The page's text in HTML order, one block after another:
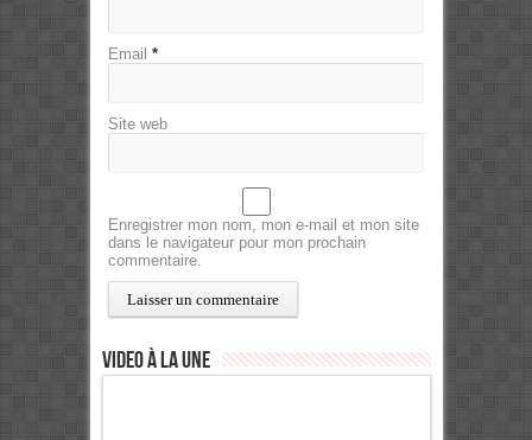
Email *
Site web
Enregistrer mon nom, mon e-mail et mon site
dans le navigateur pour mon prochain
commentaire.
Video à la Une